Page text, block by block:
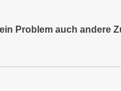
Problem auch